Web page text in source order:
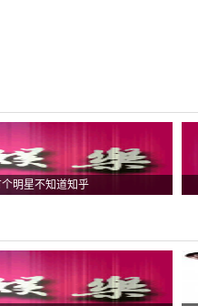
，一白遮百丑才是最重要的
会再生，真正的祛痘又抑痘
明星不知道知乎